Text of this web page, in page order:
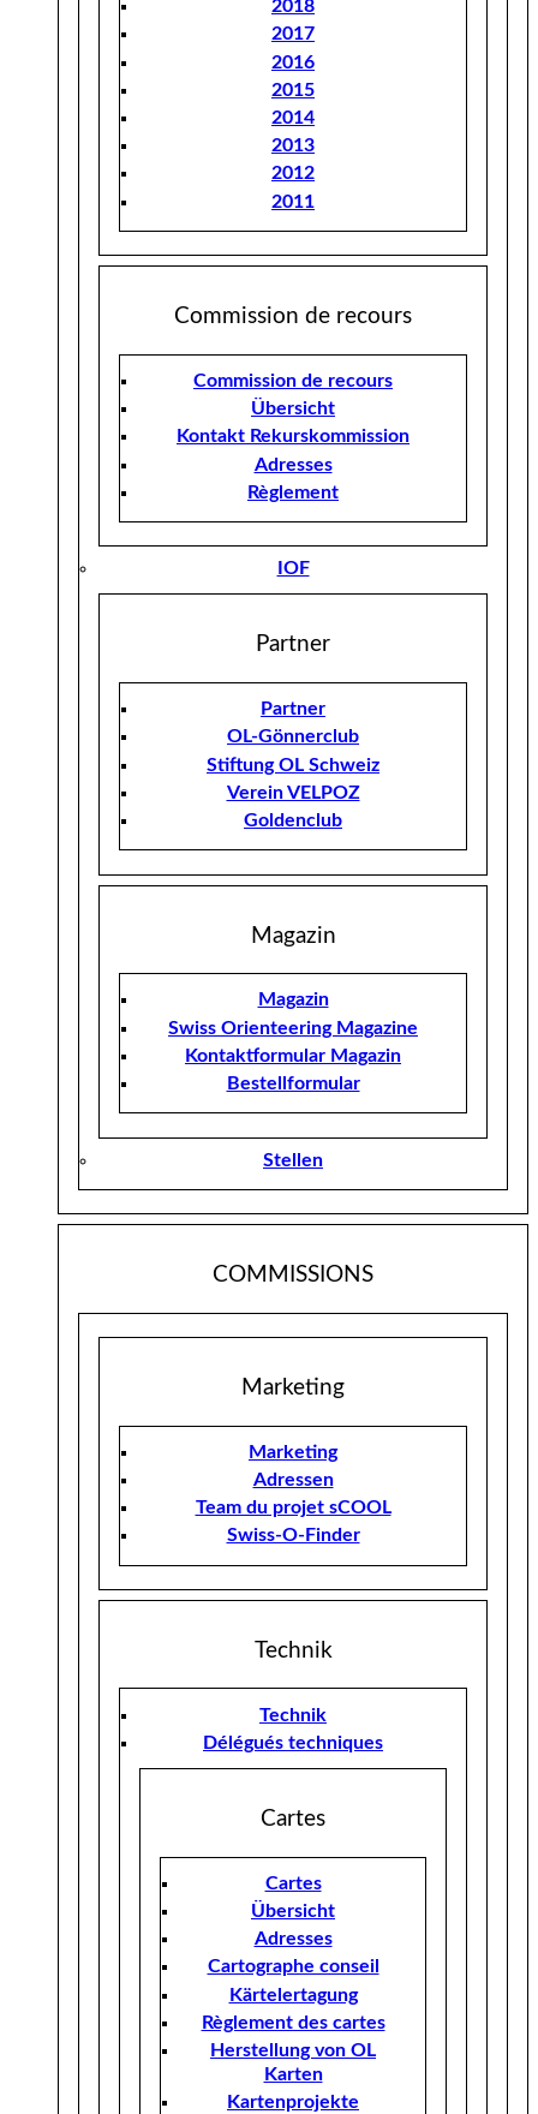
2018
2017
2016
2015
2014
2013
2012
2011
Commission de recours
Commission de recours
Übersicht
Kontakt Rekurskommission
Adresses
Règlement
IOF
Partner
Partner
OL-Gönnerclub
Stiftung OL Schweiz
Verein VELPOZ
Goldenclub
Magazin
Magazin
Swiss Orienteering Magazine
Kontaktformular Magazin
Bestellformular
Stellen
COMMISSIONS
Marketing
Marketing
Adressen
Team du projet sCOOL
Swiss-O-Finder
Technik
Technik
Délégués techniques
Cartes
Cartes
Übersicht
Adresses
Cartographe conseil
Kärtelertagung
Règlement des cartes
Herstellung von OL
Karten
Kartenprojekte